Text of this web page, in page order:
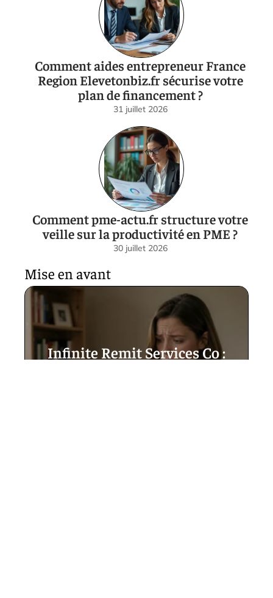
Comment aides entrepreneur France
Region Elevetonbiz.fr sécurise votre
plan de financement ?
31 juillet 2026
Comment pme-actu.fr structure votre
veille sur la productivité en PME ?
30 juillet 2026
Mise en avant
Infinite Remit Services Co :